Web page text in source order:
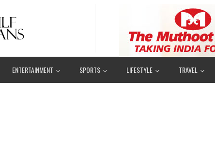
ENTERTAINMENT SPORTS LIFESTYLE TRAVEL